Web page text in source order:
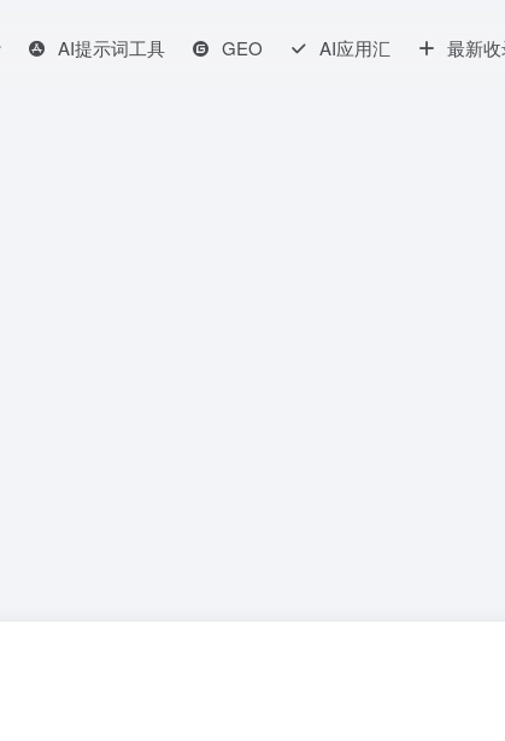
AI提示词工具 GEO AI应用汇 最新